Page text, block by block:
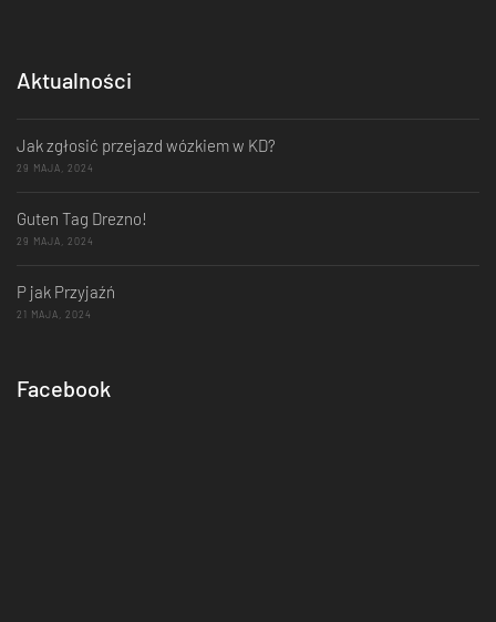
Aktualności
Jak zgłosić przejazd wózkiem w KD?
29 MAJA, 2024
Guten Tag Drezno!
29 MAJA, 2024
P jak Przyjaźń
21 MAJA, 2024
Facebook